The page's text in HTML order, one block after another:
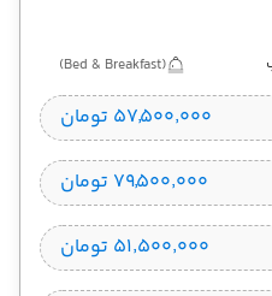
(Bed & Breakfast)
۵۷٬۵۰۰٬۰۰۰ تومان
۷۹٬۵۰۰٬۰۰۰ تومان
۵۱٬۵۰۰٬۰۰۰ تومان